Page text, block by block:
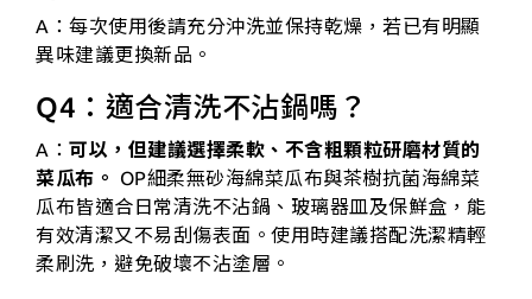
A：每次使用後請充分沖洗並保持乾燥，若已有明顯
異味建議更換新品。
Q4：適合清洗不沾鍋嗎？
A： 可以，但建議選擇柔軟、不含粗顆粒研磨材質的
菜瓜布。
OP細柔無砂海綿菜瓜布與茶樹抗菌海綿菜
瓜布皆適合日常清洗不沾鍋、玻璃器皿及保鮮盒，能
有效清潔又不易刮傷表面。使用時建議搭配洗潔精輕
柔刷洗，避免破壞不沾塗層。